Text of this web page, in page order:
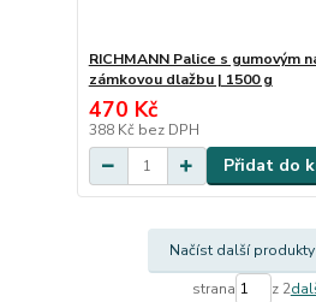
RICHMANN Palice s gumovým
zámkovou dlažbu | 1500 g
470 Kč
388 Kč bez DPH
Přidat do
Načíst další produkty
strana z 2